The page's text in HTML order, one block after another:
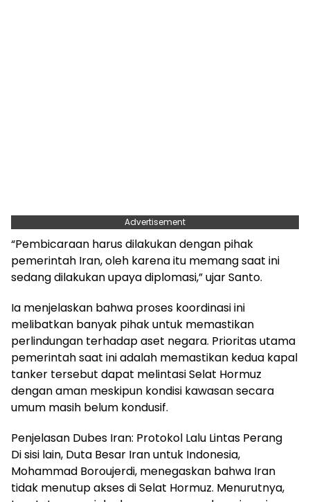
Advertisement
“Pembicaraan harus dilakukan dengan pihak
pemerintah Iran, oleh karena itu memang saat ini
sedang dilakukan upaya diplomasi,” ujar Santo.
Ia menjelaskan bahwa proses koordinasi ini
melibatkan banyak pihak untuk memastikan
perlindungan terhadap aset negara. Prioritas utama
pemerintah saat ini adalah memastikan kedua kapal
tanker tersebut dapat melintasi Selat Hormuz
dengan aman meskipun kondisi kawasan secara
umum masih belum kondusif.
Penjelasan Dubes Iran: Protokol Lalu Lintas Perang
Di sisi lain, Duta Besar Iran untuk Indonesia,
Mohammad Boroujerdi, menegaskan bahwa Iran
tidak menutup akses di Selat Hormuz. Menurutnya,